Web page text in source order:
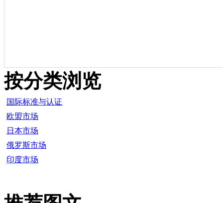
按分类浏览
国际标准与认证
欧盟市场
日本市场
俄罗斯市场
印度市场